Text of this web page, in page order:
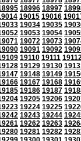
18996 18997
19015 19016
19034 19035
19053 19054
19072 19073
19091 19092
19110 19111
19129 19130
19148 19149
19167 19168
19186 19187
19205 19206
19224 19225
19243 19244
19262 19263
19281 19282